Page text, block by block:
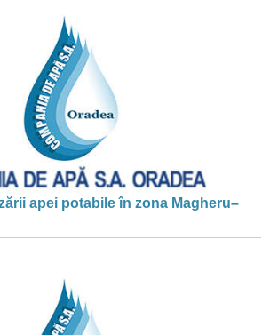
apei potabile în zona Magheru–